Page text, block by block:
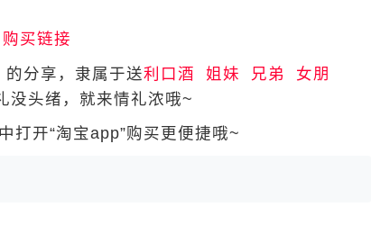
购买链接
分享，隶属于送利口酒 姐妹 兄弟
女朋
没头绪，就来情礼浓哦~
打开“淘宝app”购买更便捷哦~